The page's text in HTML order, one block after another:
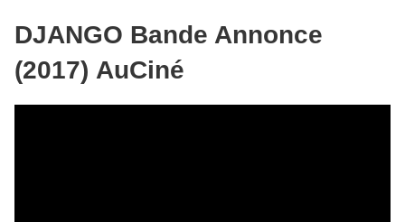
DJANGO Bande Annonce
(2017) AuCiné